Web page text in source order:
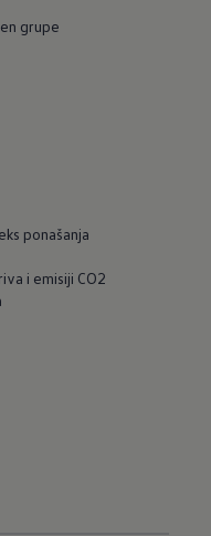
grupe
ponašanja
i emisiji CO2